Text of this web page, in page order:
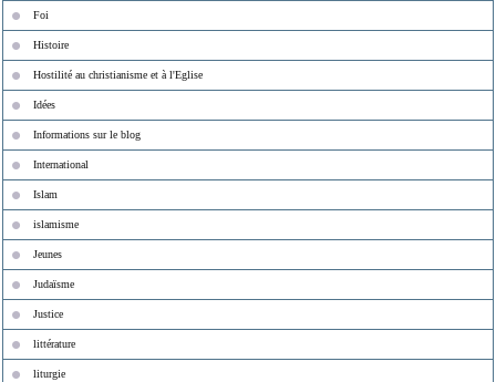
Foi
Histoire
Hostilité au christianisme et à l'Eglise
Idées
Informations sur le blog
International
Islam
islamisme
Jeunes
Judaïsme
Justice
littérature
liturgie